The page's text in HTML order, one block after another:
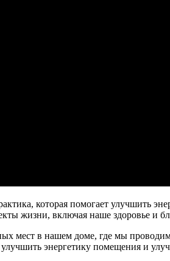
которая помогает улучшить
жизни, включая наше здоровье и
мест в нашем доме, где мы
энергетику помещения и